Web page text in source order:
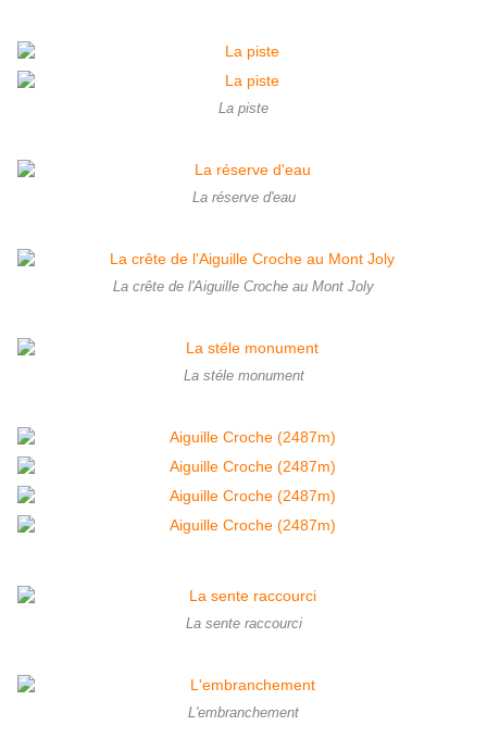
La piste
La réserve d'eau
La crête de l'Aiguille Croche au Mont Joly
La stéle monument
La sente raccourci
L'embranchement